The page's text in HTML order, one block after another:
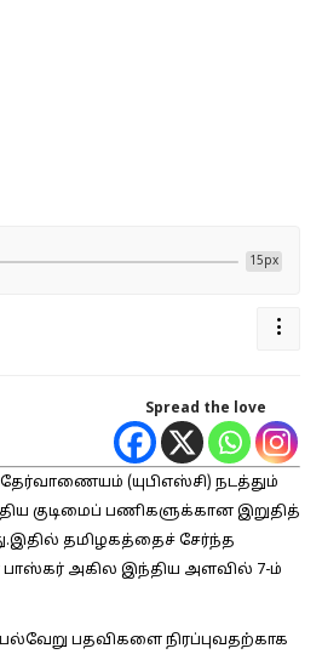
15px
Spread the love
(யுபிஎஸ்சி) நடத்தும்
குடிமைப் பணிகளுக்கான இறுதித்
தமிழகத்தைச் சேர்ந்த
அகில இந்திய அளவில் 7-ம்
பதவிகளை நிரப்புவதற்காக